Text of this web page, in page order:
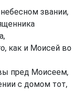
звании,
как и Моисей во
пред Моисеем,
с домом тот,